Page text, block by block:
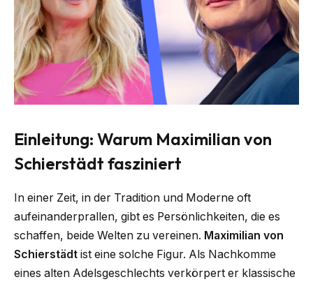
Einleitung: Warum Maximilian von
Schierstädt fasziniert
In einer Zeit, in der Tradition und Moderne oft
aufeinanderprallen, gibt es Persönlichkeiten, die es
schaffen, beide Welten zu vereinen. Maximilian von
Schierstädt ist eine solche Figur. Als Nachkomme
eines alten Adelsgeschlechts verkörpert er klassische